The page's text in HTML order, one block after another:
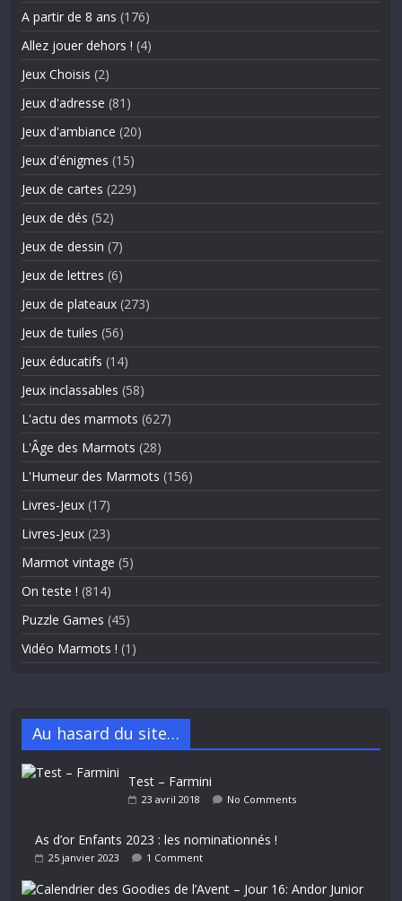
A partir de 8 ans (176)
Allez jouer dehors ! (4)
Jeux Choisis (2)
Jeux d'adresse (81)
Jeux d'ambiance (20)
Jeux d'énigmes (15)
Jeux de cartes (229)
Jeux de dés (52)
Jeux de dessin (7)
Jeux de lettres (6)
Jeux de plateaux (273)
Jeux de tuiles (56)
Jeux éducatifs (14)
Jeux inclassables (58)
L'actu des marmots (627)
L'Âge des Marmots (28)
L'Humeur des Marmots (156)
Livres-Jeux (17)
Livres-Jeux (23)
Marmot vintage (5)
On teste ! (814)
Puzzle Games (45)
Vidéo Marmots ! (1)
Au hasard du site…
Test – Farmini
23 avril 2018 No Comments
As d’or Enfants 2023 : les nominationnés !
25 janvier 2023 1 Comment